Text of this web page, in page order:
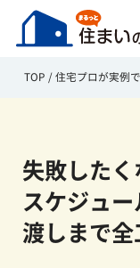
TOP 住宅プロが実例
失敗した
スケジュ
渡しまで